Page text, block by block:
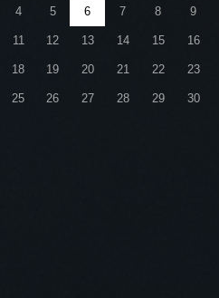
4 5 6 7 8 9
11 12 13 14 15 16
18 19 20 21 22 23
25 26 27 28 29 30